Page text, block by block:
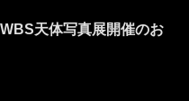
天体写真展開催のお